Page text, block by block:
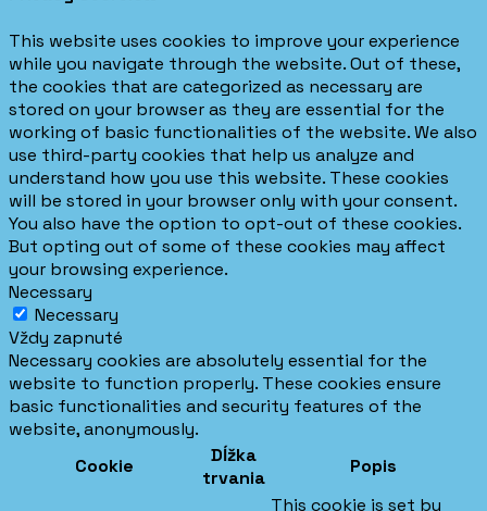
This website uses cookies to improve your experience
while you navigate through the website. Out of these,
the cookies that are categorized as necessary are
stored on your browser as they are essential for the
working of basic functionalities of the website. We also
use third-party cookies that help us analyze and
understand how you use this website. These cookies
will be stored in your browser only with your consent.
You also have the option to opt-out of these cookies.
But opting out of some of these cookies may affect
your browsing experience.
Necessary
Necessary
Vždy zapnuté
Necessary cookies are absolutely essential for the
website to function properly. These cookies ensure
basic functionalities and security features of the
website, anonymously.
Cookie
Dĺžka
trvania
Popis
This cookie is set by